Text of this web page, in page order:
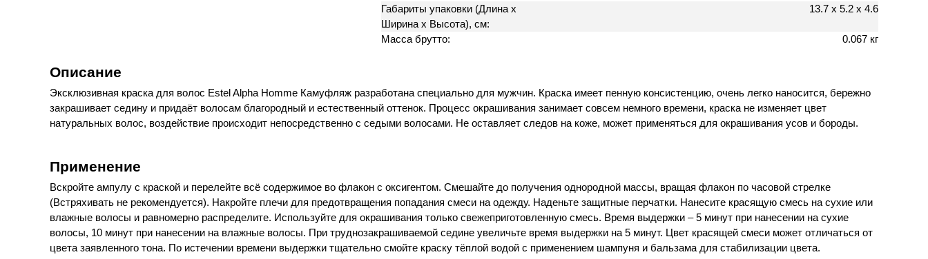
Габариты упаковки (Длина х
Ширина х Высота), см:
13.7 х 5.2 х 4.6
Масса брутто: 0.067 кг
Описание
Эксклюзивная краска для волос Estel Alpha Homme Камуфляж разработана специально для мужчин. Краска имеет пенную консистенцию, очень легко наносится, бережно
закрашивает седину и придаёт волосам благородный и естественный оттенок. Процесс окрашивания занимает совсем немного времени, краска не изменяет цвет
натуральных волос, воздействие происходит непосредственно с седыми волосами. Не оставляет следов на коже, может применяться для окрашивания усов и бороды.
Применение
Вскройте ампулу с краской и перелейте всё содержимое во флакон с оксигентом. Смешайте до получения однородной массы, вращая флакон по часовой стрелке
(Встряхивать не рекомендуется). Накройте плечи для предотвращения попадания смеси на одежду. Наденьте защитные перчатки. Нанесите красящую смесь на сухие или
влажные волосы и равномерно распределите. Используйте для окрашивания только свежеприготовленную смесь. Время выдержки – 5 минут при нанесении на сухие
волосы, 10 минут при нанесении на влажные волосы. При труднозакрашиваемой седине увеличьте время выдержки на 5 минут. Цвет красящей смеси может отличаться от
цвета заявленного тона. По истечении времени выдержки тщательно смойте краску тёплой водой с применением шампуня и бальзама для стабилизации цвета.